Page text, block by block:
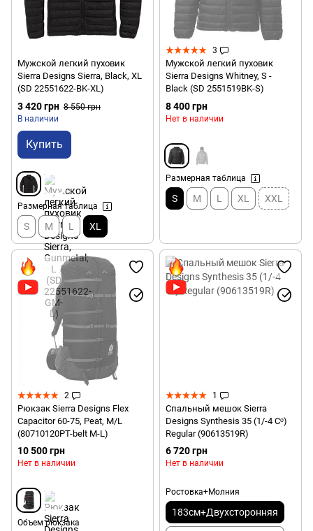
Мужской легкий пуховик
Sierra Designs Sierra, Black, XL
(SD 22551622-BK-XL)
3 420 грн 8 550 грн
В наличии
Купить
Размерная таблица
S M L XL
3
Мужской легкий пуховик
Sierra Designs Whitney, S -
Black (SD 2551519BK-S)
8 400 грн
Нет в наличии
Размерная таблица
S M L XL XXL
2
Рюкзак Sierra Designs Flex
Capacitor 60-75, Peat, M/L
(80710120PT-belt M-L)
10 500 грн
Нет в наличии
Объем рюкзака
1
Спальный мешок Sierra
Designs Synthesis 35 (1/-4 Сᵒ)
Regular (90613519R)
6 720 грн
Нет в наличии
Ростовка+Молния
183см+Двухсторонняя